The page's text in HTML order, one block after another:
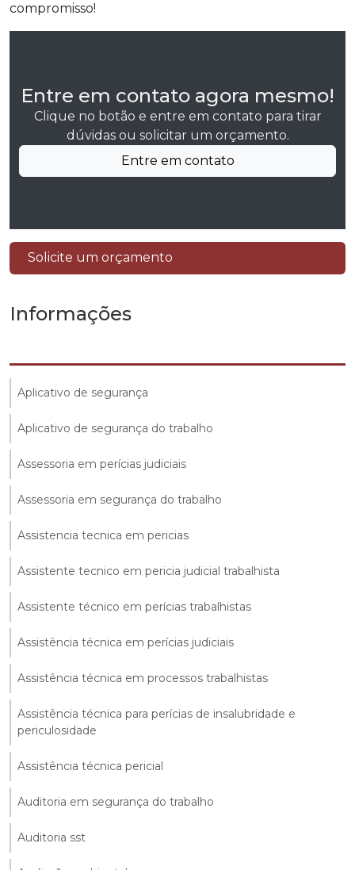
compromisso!
Entre em contato agora mesmo!
Clique no botão e entre em contato para tirar
dúvidas ou solicitar um orçamento.
Entre em contato
Solicite um orçamento
Informações
Aplicativo de segurança
Aplicativo de segurança do trabalho
Assessoria em perícias judiciais
Assessoria em segurança do trabalho
Assistencia tecnica em pericias
Assistente tecnico em pericia judicial trabalhista
Assistente técnico em perícias trabalhistas
Assistência técnica em perícias judiciais
Assistência técnica em processos trabalhistas
Assistência técnica para perícias de insalubridade e
periculosidade
Assistência técnica pericial
Auditoria em segurança do trabalho
Auditoria sst